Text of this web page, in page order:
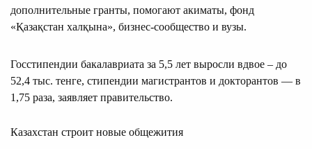
дополнительные гранты, помогают акиматы, фонд
«Қазақстан халқына», бизнес-сообщество и вузы.
Госстипендии бакалавриата за 5,5 лет выросли вдвое – до
52,4 тыс. тенге, стипендии магистрантов и докторантов — в
1,75 раза, заявляет правительство.
Казахстан строит новые общежития